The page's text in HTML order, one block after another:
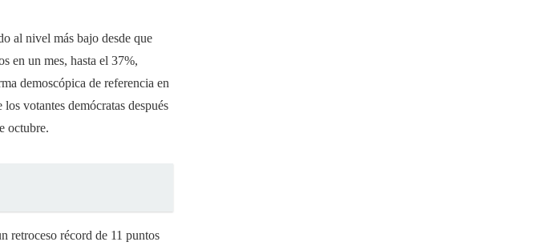
al nivel más bajo desde que
en un mes, hasta el 37%,
demoscópica de referencia en
votantes demócratas después
octubre.
retroceso récord de 11 puntos